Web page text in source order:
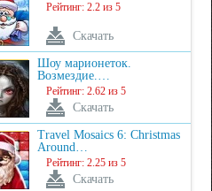
Рейтинг: 2.2 из 5
Скачать
Шоу марионеток.
Возмездие.…
Рейтинг: 2.62 из 5
Скачать
Travel Mosaics 6: Christmas
Around…
Рейтинг: 2.25 из 5
Скачать